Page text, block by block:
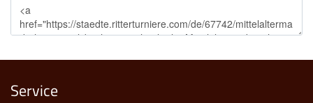
Service